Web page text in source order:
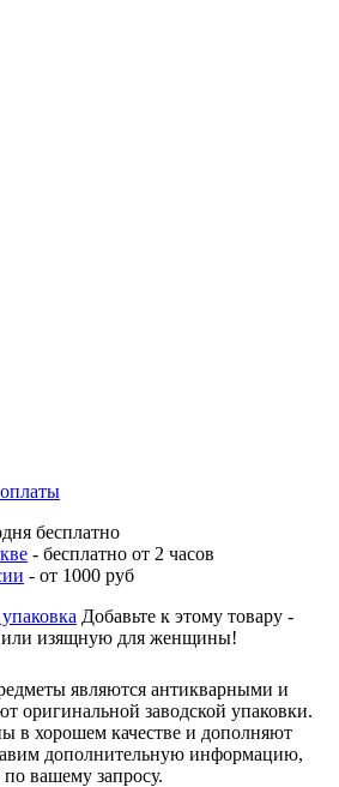
бесплатно
- бесплатно от 2 часов
- от 1000 руб
Добавьте к этому товару -
изящную для женщины!
являются антикварными и
оригинальной заводской упаковки.
в хорошем качестве и дополняют
дополнительную информацию,
вашему запросу.